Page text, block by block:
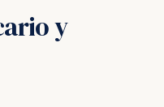
y